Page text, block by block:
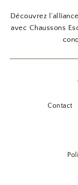
Découvrez
avec Chaussons
Contact